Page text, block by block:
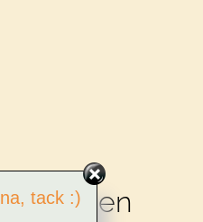
tack :)